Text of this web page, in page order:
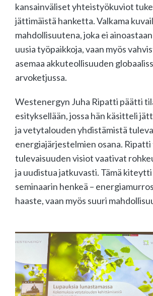
kansainväliset yhteistyökuviot
jättimäistä hanketta. Valkama
mahdollisuutena, joka ei
uusia työpaikkoja, vaan myös
asemaa akkuteollisuuden
arvoketjussa.
Westenergyn Juha Ripatti päätti
esityksellään, jossa hän käsitteli
ja vetytalouden yhdistämistä
energiajärjestelmien osana.
tulevaisuuden visiot vaativat
ja uudistua jatkuvasti. Tämä
seminaarin henkeä –
haaste, vaan myös suuri